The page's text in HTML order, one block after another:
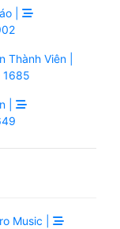
|
Thành Viên |
1685
|
Music |